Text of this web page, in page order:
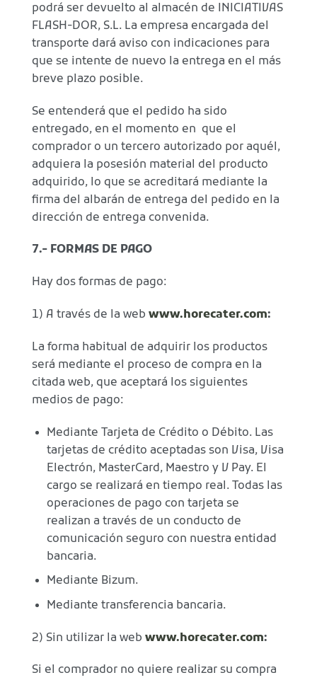
podrá ser devuelto al almacén de INICIATIVAS
FLASH-DOR, S.L. La empresa encargada del
transporte dará aviso con indicaciones para
que se intente de nuevo la entrega en el más
breve plazo posible.
Se entenderá que el pedido ha sido
entregado, en el momento en que el
comprador o un tercero autorizado por aquél,
adquiera la posesión material del producto
adquirido, lo que se acreditará mediante la
firma del albarán de entrega del pedido en la
dirección de entrega convenida.
7.- FORMAS DE PAGO
Hay dos formas de pago:
1) A través de la web www.horecater.com:
La forma habitual de adquirir los productos
será mediante el proceso de compra en la
citada web, que aceptará los siguientes
medios de pago:
Mediante Tarjeta de Crédito o Débito. Las
tarjetas de crédito aceptadas son Visa, Visa
Electrón, MasterCard, Maestro y V Pay. El
cargo se realizará en tiempo real. Todas las
operaciones de pago con tarjeta se
realizan a través de un conducto de
comunicación seguro con nuestra entidad
bancaria.
Mediante Bizum.
Mediante transferencia bancaria.
2) Sin utilizar la web www.horecater.com:
Si el comprador no quiere realizar su compra